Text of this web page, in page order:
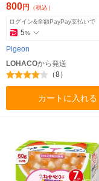
800円 （税込）
ログイン&全額PayPay支払いで
5%
Pigeon
LOHACOから発送
（8）
カートに入れる